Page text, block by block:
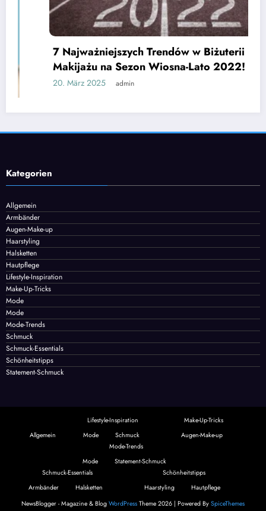
7 Najważniejszych Trendów w Biżuterii i
Makijażu na Sezon Wiosna-Lato 2022!
20. März 2025 admin
Kategorien
Allgemein
Armbänder
Augen-Make-up
Haarstyling
Halsketten
Hautpflege
Lifestyle-Inspiration
Make-Up-Tricks
Mode
Mode
Mode-Trends
Schmuck
Schmuck-Essentials
Schönheitstipps
Statement-Schmuck
Allgemein
Lifestyle-Inspiration
Mode
Schmuck
Make-Up-Tricks
Augen-Make-up
Mode-Trends
Mode
Statement-Schmuck
Schmuck-Essentials
Armbänder
Halsketten
Schönheitstipps
Haarstyling
Hautpflege
NewsBlogger - Magazine & Blog WordPress Theme 2026 | Powered By SpiceThemes